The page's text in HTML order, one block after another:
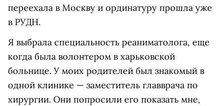
переехала в Москву и ординатуру прошла уже
в РУДН.
Я выбрала специальность реаниматолога, еще
когда была волонтером в харьковской
больнице. У моих родителей был знакомый в
одной клинике — заместитель главврача по
хирургии. Они попросили его показать мне,